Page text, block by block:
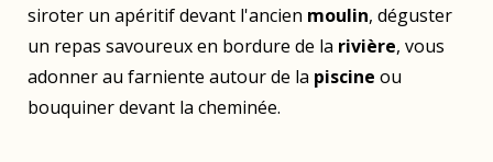
siroter un apéritif devant l'ancien moulin, déguster
un repas savoureux en bordure de la rivière, vous
adonner au farniente autour de la piscine ou
bouquiner devant la cheminée.